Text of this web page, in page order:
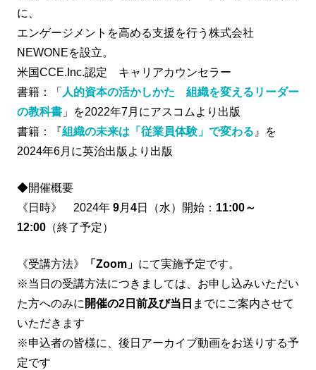
に、
エンゲージメントを高める支援を行う株式会社
NEWONEを設立。
米国CCE.Inc.認定 キャリアカウンセラー
書籍：「 人的資本の活かしかた 組織を変えるリーダー
の教科書 」を2022年7月にアスコムより出版
書籍：『組織の未来は「従業員体験」で変わる 』を
2024年6月に英治出版より出版
◆開催概要
《日時》 2024年 9月 4日（水）開始： 11:00～
12:00 （終了予定）
《受講方法》 「Zoom」 にて実施予定です。
※当日の受講方法につきましては、お申し込みいただい
た方へのみに 開催の2日前及び当日 までにご案内させて
いただきます
※申込者の皆様に、後日アーカイブ動画をお送りする予
定です